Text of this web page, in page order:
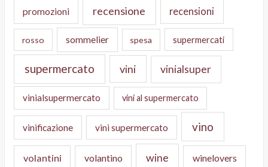
promozioni recensione recensioni
rosso sommelier spesa supermercati
supermercato vini vinialsuper
vinialsupermercato vini al supermercato
vinificazione vini supermercato vino
volantini volantino wine winelovers